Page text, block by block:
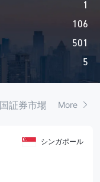
5
41
23
3
9
156
証券市場 香港市
More
シンガポール